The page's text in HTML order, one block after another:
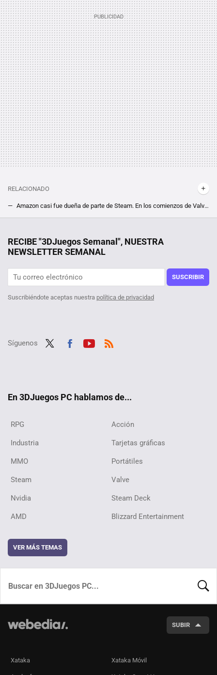
RELACIONADO
Amazon casi fue dueña de parte de Steam. En los comienzos de Valve, su co-fundadora olvidada tuvo un plan muy diferente al actual
Un creador de videojuegos se calienta y dona en directo 27.000 dólares a una persona con problemas financieros: "Creía que estaba de broma"
RECIBE "3DJuegos Semanal", NUESTRA
NEWSLETTER SEMANAL
SUSCRIBIR
Suscribiéndote aceptas nuestra política de privacidad
Síguenos
En 3DJuegos PC hablamos de...
RPG Acción
Industria Tarjetas gráficas
MMO Portátiles
Steam Valve
Nvidia Steam Deck
AMD Blizzard Entertainment
VER MÁS TEMAS
SUBIR
Xataka Xataka Móvil